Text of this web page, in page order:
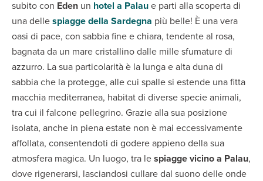
subito con Eden un hotel a Palaue parti alla scoperta di
una dellespiagge della Sardegna più belle! È una vera
oasi di pace, con sabbia fine e chiara, tendente al rosa,
bagnata da un mare cristallino dalle mille sfumature di
azzurro. La sua particolarità è la lunga e alta duna di
sabbia che la protegge, alle cui spalle si estende una fitta
macchia mediterranea, habitat di diverse specie animali,
tra cui il falcone pellegrino. Grazie alla sua posizione
isolata, anche in piena estate non è mai eccessivamente
affollata, consentendoti di godere appieno della sua
atmosfera magica. Un luogo, tra lespiagge vicino a Palau,
dove rigenerarsi, lasciandosi cullare dal suono delle onde